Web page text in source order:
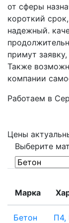
от сферы
короткий
надежный.
примут
Также
компании
Работаем в
Цены
Выберите
Марка
Бетон
П4,